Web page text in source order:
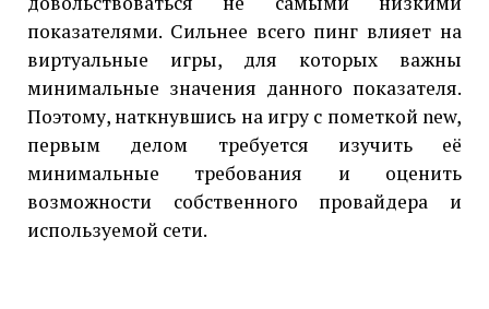
показателями. Сильнее всего пинг влияет на
виртуальные игры, для которых важны
минимальные значения данного показателя.
Поэтому, наткнувшись на игру с пометкой new,
первым делом требуется изучить её
минимальные требования и оценить
возможности собственного провайдера и
используемой сети.